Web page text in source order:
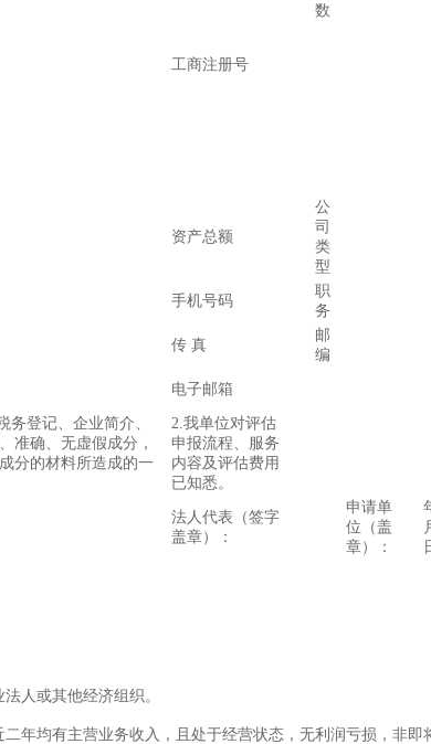
数
工商注册号
资产总额
公
司
类
型
手机号码
职
务
传 真
邮
编
电子邮箱
务登记、企业简介、
准确、无虚假成分，
分的材料所造成的一
2.我单位对评估
申报流程、服务
内容及评估费用
已知悉。
法人代表（签字
盖章）：
申请单
位（盖
章）：
人或其他经济组织。
年均有主营业务收入，且处于经营状态，无利润亏损，非即